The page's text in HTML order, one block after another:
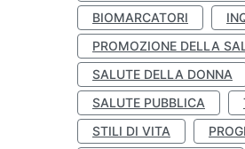
BIOMARCATORI
PROMOZIONE DELLA
SALUTE DELLA DONNA
SALUTE PUBBLICA
STILI DI VITA